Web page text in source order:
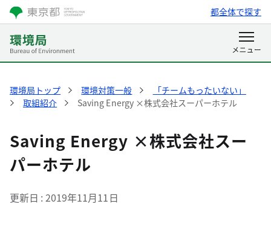
都全体で探す
環境局トップ 環境対策一般
「チームもったいない」
取組紹介
Saving Energy ×株式会社スーパーホテル
Saving Energy ×株式会社スー
パーホテル
更新日 2019年11月11日